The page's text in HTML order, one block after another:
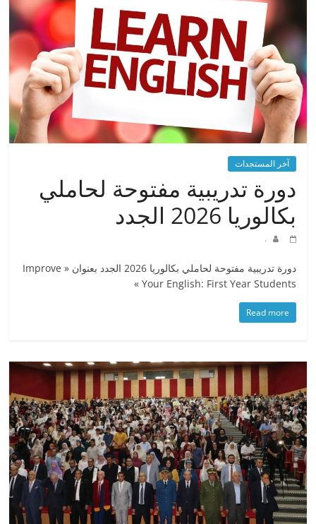
آخر المستجدات
دورة تدريبية مفتوحة لحاملي
بكالوريا 2026 الجدد
.
دورة تدريبية مفتوحة لحاملي بكالوريا 2026 الجدد بعنوان « Improve
Your English: First Year Students »
Read more